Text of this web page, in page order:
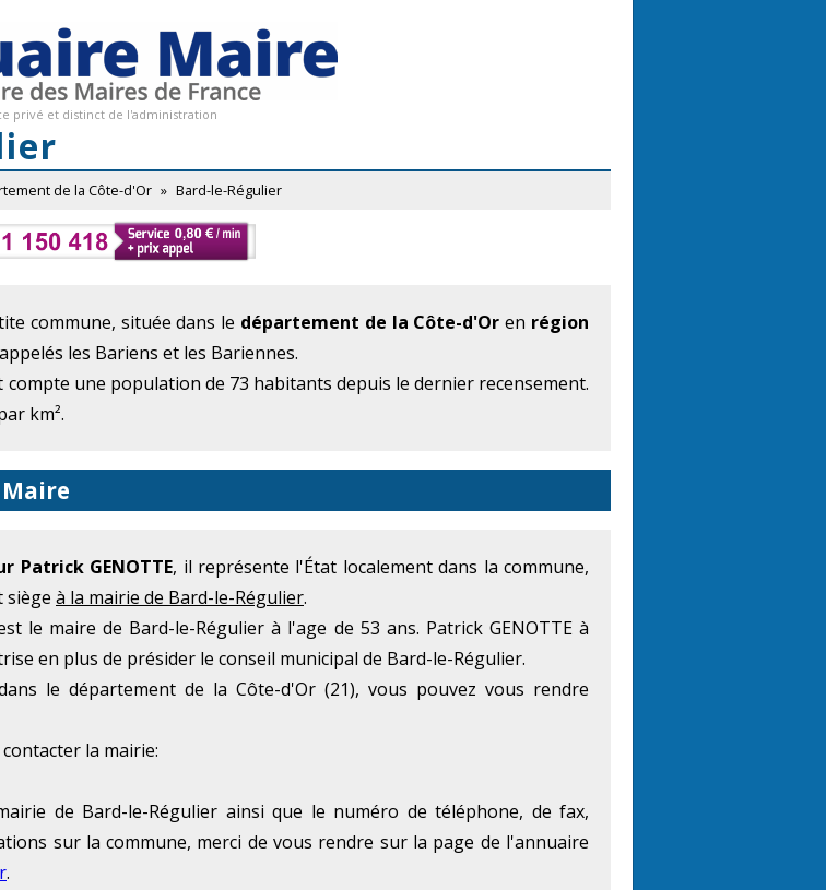
privé et distinct de l'administration
de la Côte-d'Or » Bard-le-Régulier
commune, située dans le département de la Côte-d'Or en région
les Bariens et les Bariennes.
une population de 73 habitants depuis le dernier recensement.
km².
Patrick GENOTTE, il représente l'État localement dans la commune,
siège à la mairie de Bard-le-Régulier.
le maire de Bard-le-Régulier à l'age de 53 ans. Patrick GENOTTE à
en plus de présider le conseil municipal de Bard-le-Régulier.
le département de la Côte-d'Or (21), vous pouvez vous rendre
la mairie:
de Bard-le-Régulier ainsi que le numéro de téléphone, de fax,
sur la commune, merci de vous rendre sur la page de l'annuaire
.